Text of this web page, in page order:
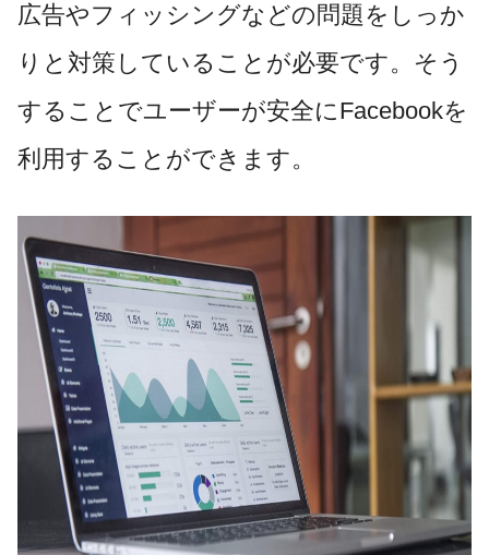
広告やフィッシングなどの問題をしっか
りと対策していることが必要です。そう
することでユーザーが安全にFacebookを
利用することができます。